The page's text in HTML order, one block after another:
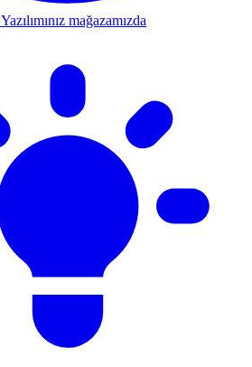
Yazılımınız mağazamızda